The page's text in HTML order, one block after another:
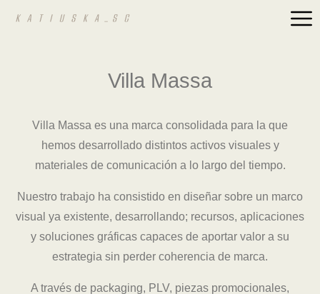
Villa Massa
Villa Massa es una marca consolidada para la que
hemos desarrollado distintos activos visualesy
materiales de comunicación a lo largo del tiempo.
Nuestro trabajo ha consistido en diseñar sobre un marco
visual ya existente, desarrollando; recursos, aplicaciones
y soluciones gráficas capaces de aportar valor a su
estrategia sin perder coherencia de marca.
A través de packaging, PLV, piezas promocionales,